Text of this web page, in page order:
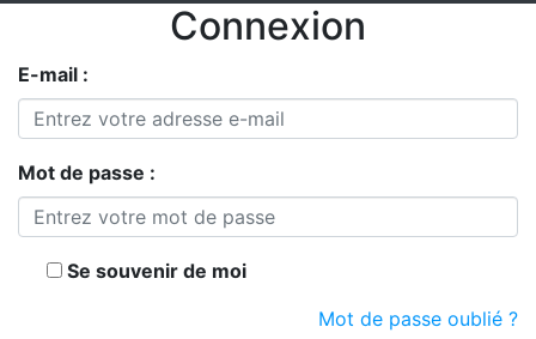
Connexion
E-mail :
Mot de passe :
Se souvenir de moi
Mot de passe oublié ?